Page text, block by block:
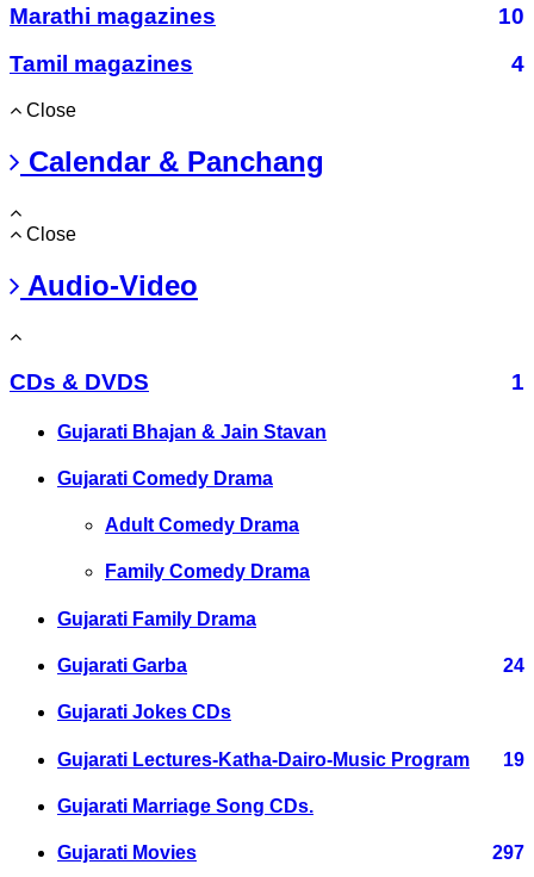
Marathi magazines
10
Tamil magazines
4
Close
Calendar & Panchang
Close
Audio-Video
CDs & DVDS 1
Gujarati Bhajan & Jain Stavan
Gujarati Comedy Drama
Adult Comedy Drama
Family Comedy Drama
Gujarati Family Drama
Gujarati Garba 24
Gujarati Jokes CDs
Gujarati Lectures-Katha-Dairo-Music Program 19
Gujarati Marriage Song CDs.
Gujarati Movies 297